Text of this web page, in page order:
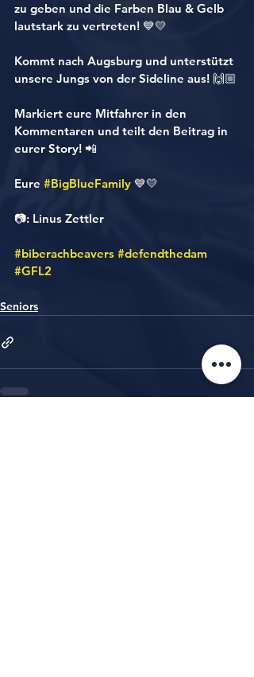
zu geben und die Farben Blau & Gelb
lautstark zu vertreten! 💙💛
Kommt nach Augsburg und unterstützt
unsere Jungs von der Sideline aus! 🙌🏼
Markiert eure Mitfahrer in den
Kommentaren und teilt den Beitrag in
eurer Story! 📲
Eure #BigBlueFamily 💙💛
📷: Linus Zettler
#biberachbeavers #defendthedam
#GFL2
Seniors